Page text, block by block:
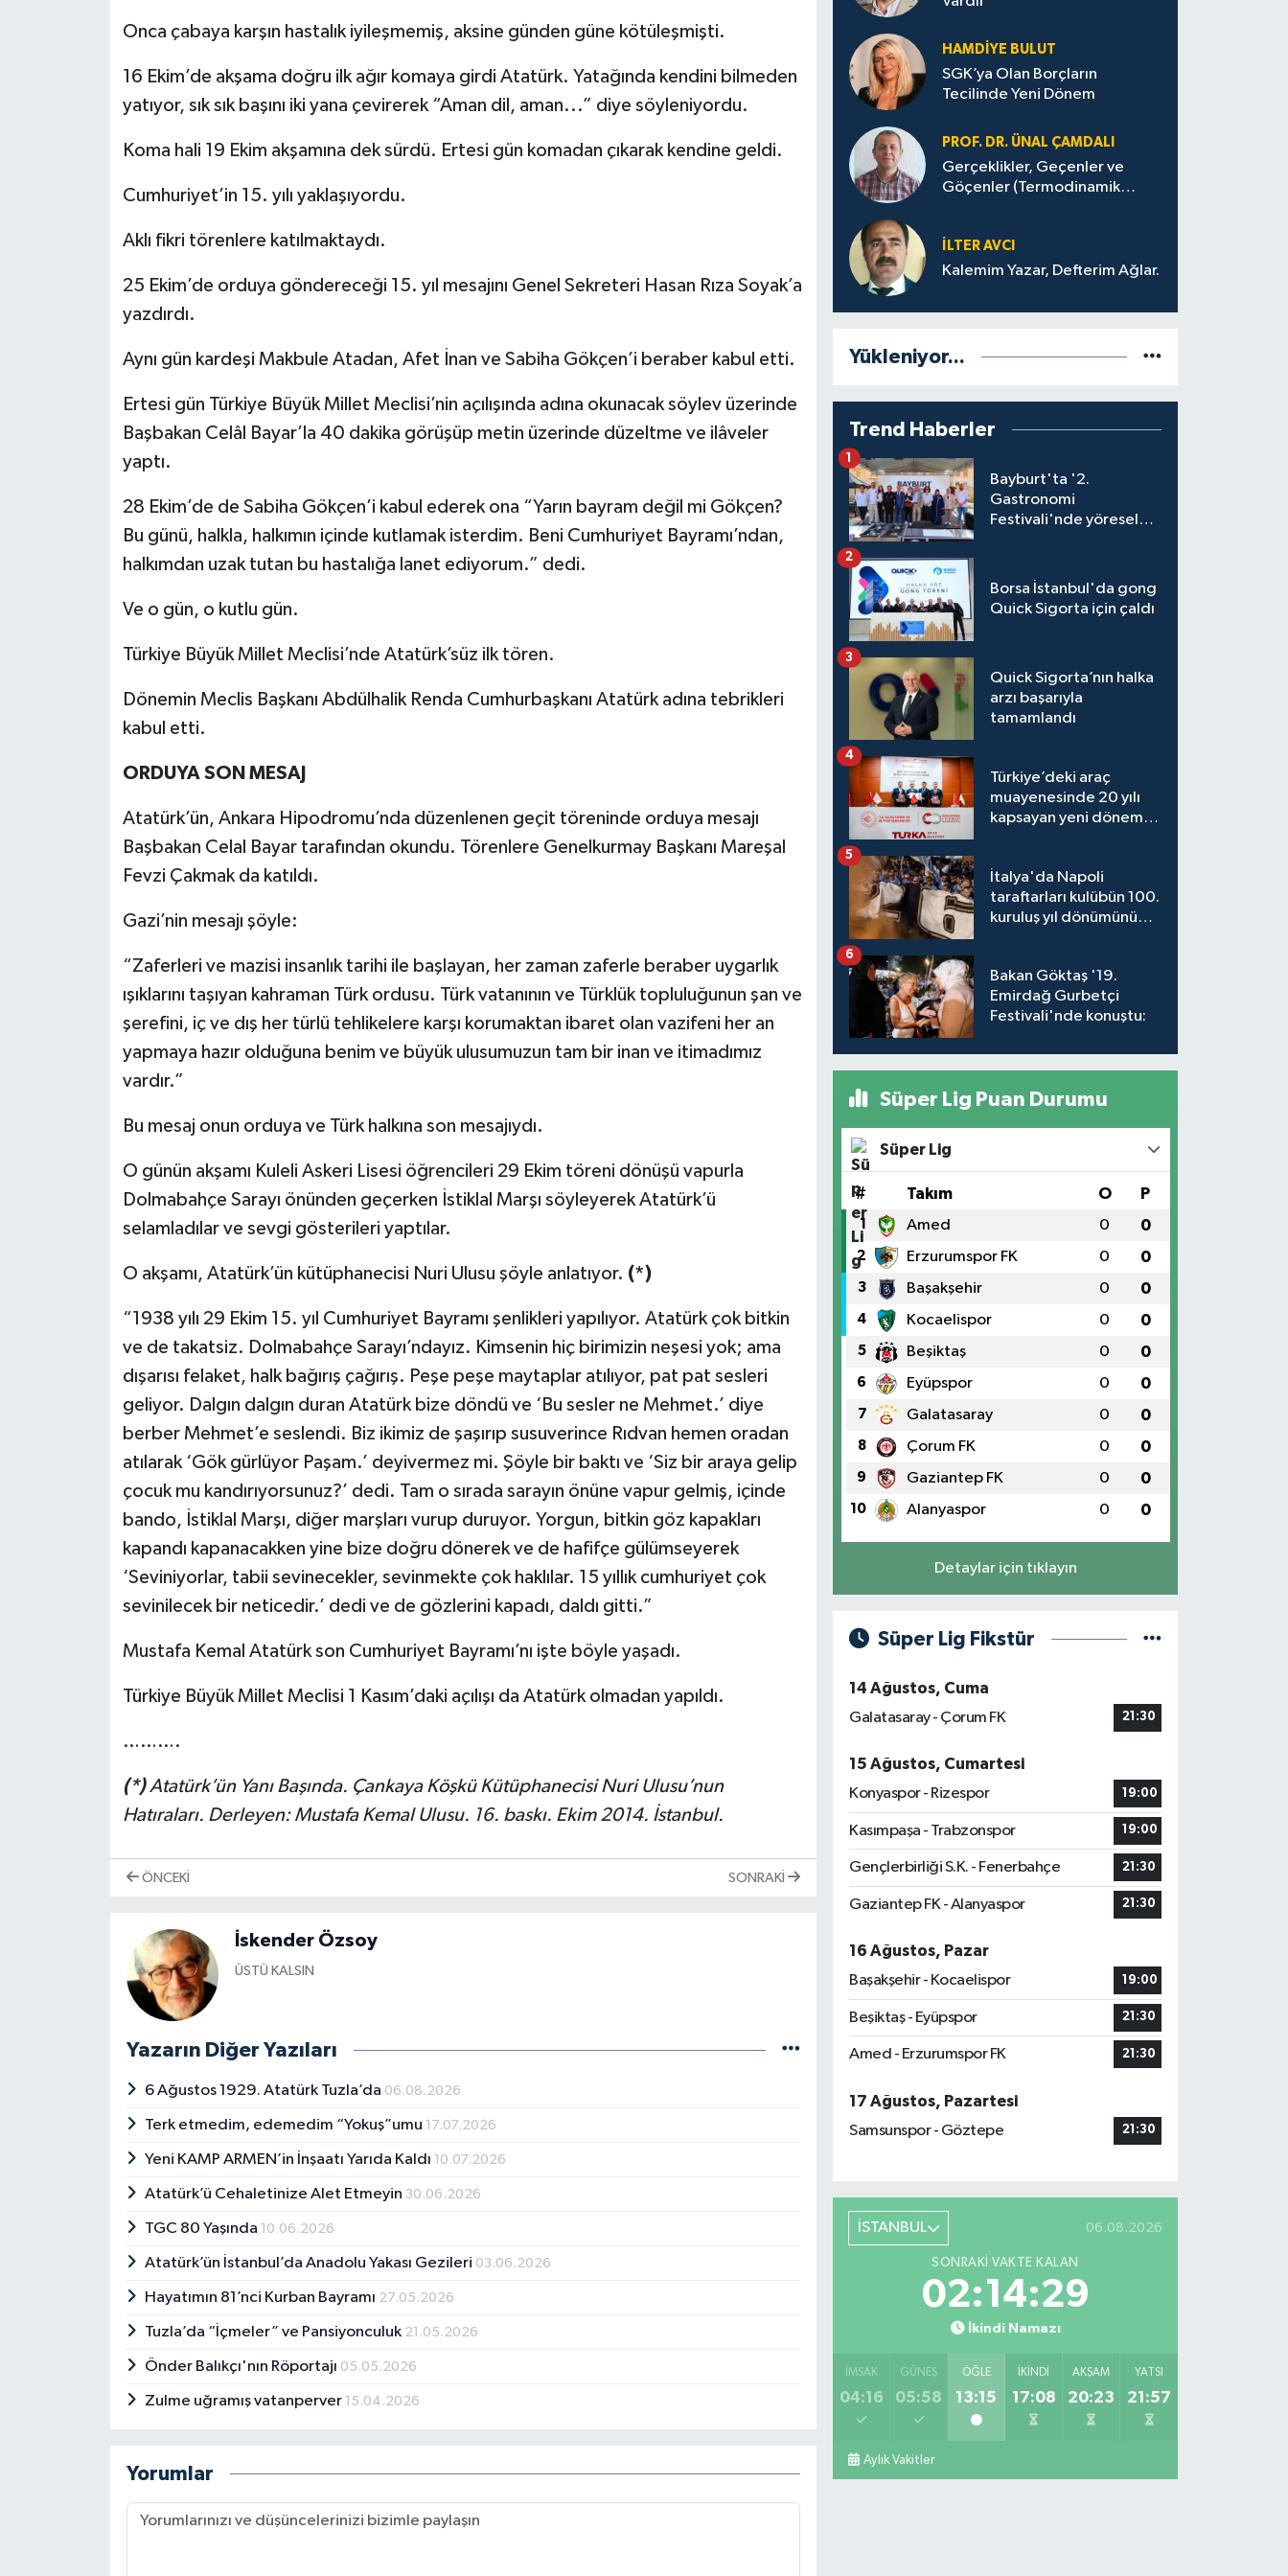
Onca çabaya karşın hastalık iyileşmemiş, aksine günden güne kötüleşmişti.
16 Ekim’de akşama doğru ilk ağır komaya girdi Atatürk. Yatağında kendini bilmeden
yatıyor, sık sık başını iki yana çevirerek “Aman dil, aman...” diye söyleniyordu.
Koma hali 19 Ekim akşamına dek sürdü. Ertesi gün komadan çıkarak kendine geldi.
Cumhuriyet’in 15. yılı yaklaşıyordu.
Aklı fikri törenlere katılmaktaydı.
25 Ekim’de orduya göndereceği 15. yıl mesajını Genel Sekreteri Hasan Rıza Soyak’a
yazdırdı.
Aynı gün kardeşi Makbule Atadan, Afet İnan ve Sabiha Gökçen’i beraber kabul etti.
Ertesi gün Türkiye Büyük Millet Meclisi’nin açılışında adına okunacak söylev üzerinde
Başbakan Celâl Bayar’la 40 dakika görüşüp metin üzerinde düzeltme ve ilâveler
yaptı.
28 Ekim’de de Sabiha Gökçen’i kabul ederek ona “Yarın bayram değil mi Gökçen?
Bu günü, halkla, halkımın içinde kutlamak isterdim. Beni Cumhuriyet Bayramı’ndan,
halkımdan uzak tutan bu hastalığa lanet ediyorum.” dedi.
Ve o gün, o kutlu gün.
Türkiye Büyük Millet Meclisi’nde Atatürk’süz ilk tören.
Dönemin Meclis Başkanı Abdülhalik Renda Cumhurbaşkanı Atatürk adına tebrikleri
kabul etti.
ORDUYA SON MESAJ
Atatürk’ün, Ankara Hipodromu’nda düzenlenen geçit töreninde orduya mesajı
Başbakan Celal Bayar tarafından okundu. Törenlere Genelkurmay Başkanı Mareşal
Fevzi Çakmak da katıldı.
Gazi’nin mesajı şöyle:
“Zaferleri ve mazisi insanlık tarihi ile başlayan, her zaman zaferle beraber uygarlık
ışıklarını taşıyan kahraman Türk ordusu. Türk vatanının ve Türklük topluluğunun şan ve
şerefini, iç ve dış her türlü tehlikelere karşı korumaktan ibaret olan vazifeni her an
yapmaya hazır olduğuna benim ve büyük ulusumuzun tam bir inan ve itimadımız
vardır.”
Bu mesaj onun orduya ve Türk halkına son mesajıydı.
O günün akşamı Kuleli Askeri Lisesi öğrencileri 29 Ekim töreni dönüşü vapurla
Dolmabahçe Sarayı önünden geçerken İstiklal Marşı söyleyerek Atatürk’ü
selamladılar ve sevgi gösterileri yaptılar.
O akşamı, Atatürk’ün kütüphanecisi Nuri Ulusu şöyle anlatıyor. (*)
“1938 yılı 29 Ekim 15. yıl Cumhuriyet Bayramı şenlikleri yapılıyor. Atatürk çok bitkin
ve de takatsiz. Dolmabahçe Sarayı’ndayız. Kimsenin hiç birimizin neşesi yok; ama
dışarısı felaket, halk bağırış çağırış. Peşe peşe maytaplar atılıyor, pat pat sesleri
geliyor. Dalgın dalgın duran Atatürk bize döndü ve ‘Bu sesler ne Mehmet.’ diye
berber Mehmet’e seslendi. Biz ikimiz de şaşırıp susuverince Rıdvan hemen oradan
atılarak ‘Gök gürlüyor Paşam.’ deyivermez mi. Şöyle bir baktı ve ‘Siz bir araya gelip
çocuk mu kandırıyorsunuz?’ dedi. Tam o sırada sarayın önüne vapur gelmiş, içinde
bando, İstiklal Marşı, diğer marşları vurup duruyor. Yorgun, bitkin göz kapakları
kapandı kapanacakken yine bize doğru dönerek ve de hafifçe gülümseyerek
‘Seviniyorlar, tabii sevinecekler, sevinmekte çok haklılar. 15 yıllık cumhuriyet çok
sevinilecek bir neticedir.’ dedi ve de gözlerini kapadı, daldı gitti.”
Mustafa Kemal Atatürk son Cumhuriyet Bayramı’nı işte böyle yaşadı.
Türkiye Büyük Millet Meclisi 1 Kasım’daki açılışı da Atatürk olmadan yapıldı.
……….
(*)Atatürk’ün Yanı Başında. Çankaya Köşkü Kütüphanecisi Nuri Ulusu’nun
Hatıraları. Derleyen: Mustafa Kemal Ulusu. 16. baskı. Ekim 2014. İstanbul.
ÖNCEKI SONRAKI
İskender Özsoy
ÜSTÜ KALSIN
Yazarın Diğer Yazıları
6 Ağustos 1929. Atatürk Tuzla’da 06.08.2026
Terk etmedim, edemedim “Yokuş”umu 17.07.2026
Yeni KAMP ARMEN’in İnşaatı Yarıda Kaldı 10.07.2026
Atatürk’ü Cehaletinize Alet Etmeyin 30.06.2026
TGC 80 Yaşında 10.06.2026
Atatürk’ün İstanbul’da Anadolu Yakası Gezileri 03.06.2026
Hayatımın 81’nci Kurban Bayramı 27.05.2026
Tuzla’da “İçmeler” ve Pansiyonculuk 21.05.2026
Önder Balıkçı'nın Röportajı 05.05.2026
Zulme uğramış vatanperver 15.04.2026
Yorumlar
HAMDIYE BULUT
SGK’ya Olan Borçların
Tecilinde Yeni Dönem
PROF. DR. ÜNAL ÇAMDALI
Gerçeklikler, Geçenler ve
Göçenler (Termodinamik
İLTER AVCI
Kalemim Yazar, Defterim Ağlar.
Yükleniyor...
Trend Haberler
Bayburt'ta '2.
Gastronomi
Festivali'nde yöresel
1
Borsa İstanbul'da gong
Quick Sigorta için çaldı
2
Quick Sigorta’nın halka
arzı başarıyla
tamamlandı
3
Türkiye’deki araç
muayenesinde 20 yılı
kapsayan yeni dönem
4
İtalya'da Napoli
taraftarları kulübün 100.
kuruluş yıl dönümünü
5
Bakan Göktaş '19.
Emirdağ Gurbetçi
Festivali'nde konuştu:
6
Süper Lig Puan Durumu
Süper Lig
# Takım O P
1 Amed 0 0
2 Erzurumspor FK 0 0
3 Başakşehir 0 0
4 Kocaelispor 0 0
5 Beşiktaş 0 0
6 Eyüpspor 0 0
7 Galatasaray 0 0
8 Çorum FK 0 0
9 Gaziantep FK 0 0
10 Alanyaspor 0 0
Detaylar için tıklayın
Süper Lig Fikstür
14 Ağustos, Cuma
Galatasaray - Çorum FK
21:30
15 Ağustos, Cumartesi
Konyaspor - Rizespor
19:00
Kasımpaşa - Trabzonspor 19:00
Gençlerbirliği S.K. - Fenerbahçe 21:30
Gaziantep FK - Alanyaspor 21:30
16 Ağustos, Pazar
Başakşehir - Kocaelispor
19:00
Beşiktaş - Eyüpspor 21:30
Amed - Erzurumspor FK 21:30
17 Ağustos, Pazartesi
Samsunspor - Göztepe
21:30
İSTANBUL 06.08.2026
SONRAKI VAKTE KALAN
02:14:28
İkindi Namazı
İMSAK
04:16
GÜNEŞ
05:58
ÖĞLE
13:15
İKINDI
17:08
AKŞAM
20:23
YATSI
21:57
Aylık Vakitler